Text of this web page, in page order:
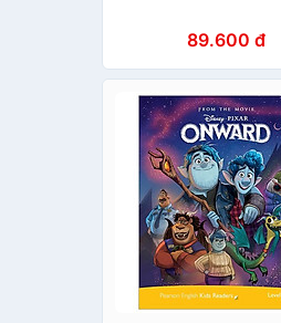
89.600 đ